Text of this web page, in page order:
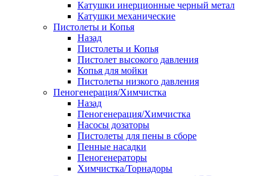
Катушки инерционные черный метал
Катушки механические
Пистолеты и Копья
Назад
Пистолеты и Копья
Пистолет высокого давления
Копья для мойки
Пистолеты низкого давления
Пеногенерация/Химчистка
Назад
Пеногенерация/Химчистка
Насосы дозаторы
Пистолеты для пены в сборе
Пенные насадки
Пеногенераторы
Химчистка/Торнадоры